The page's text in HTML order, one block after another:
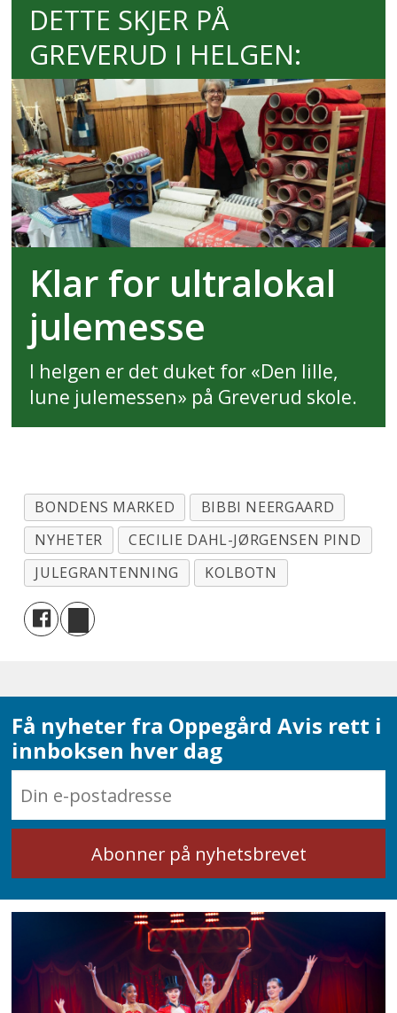
DETTE SKJER PÅ
GREVERUD I HELGEN:
Klar for ultralokal
julemesse
I helgen er det duket for «Den lille,
lune julemessen» på Greverud skole.
BONDENS MARKED
BIBBI NEERGAARD
NYHETER
CECILIE DAHL-JØRGENSEN PIND
JULEGRANTENNING
KOLBOTN
Få nyheter fra Oppegård Avis rett i
innboksen hver dag